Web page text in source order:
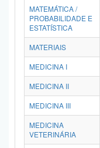
MATEMÁTICA /
PROBABILIDADE E
ESTATÍSTICA
MATERIAIS
MEDICINA I
MEDICINA II
MEDICINA III
MEDICINA
VETERINÁRIA